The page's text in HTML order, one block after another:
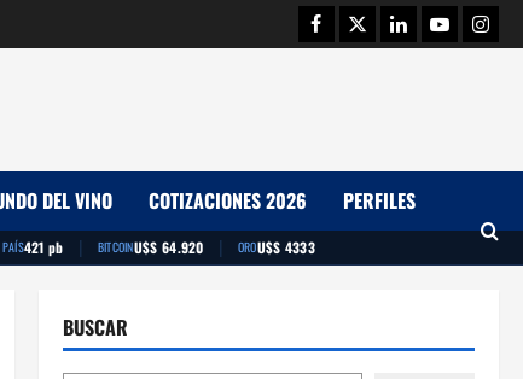
Facebook
TwitterLinkedinYoutube
DEL VINO COTIZACIONES 2026 PERFILES
PAÍS421 pb | BITCOINU$S 64.920 | OROU$S 4333
BUSCAR